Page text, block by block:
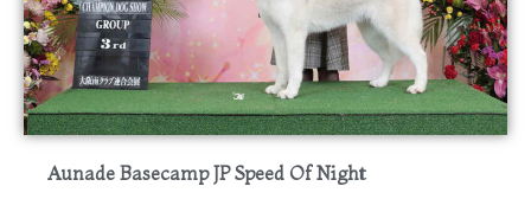
Aunade Basecamp JP Speed Of Night